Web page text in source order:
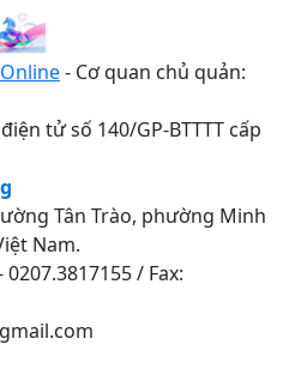
- Cơ quan chủ quản:
tử số 140/GP-BTTTT cấp
Tân Trào, phường Minh
Nam.
/ Fax: